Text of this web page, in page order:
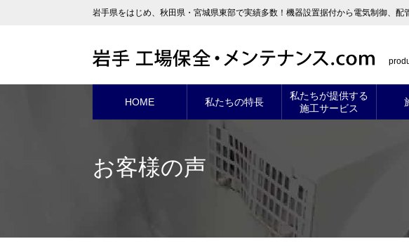
岩手県をはじめ、秋田県・宮城県東部で実績多数！機器設置据付から電気制御、配
HOME 私たちの特長
私たちが提供する
施工サービス
お客様の声